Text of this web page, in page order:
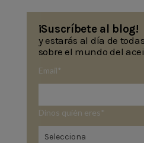
¡Suscríbete al blog!
y estarás al día de
sobre el mundo del
Email *
Dinos quién eres *